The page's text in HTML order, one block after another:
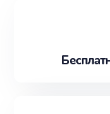
наилучшим